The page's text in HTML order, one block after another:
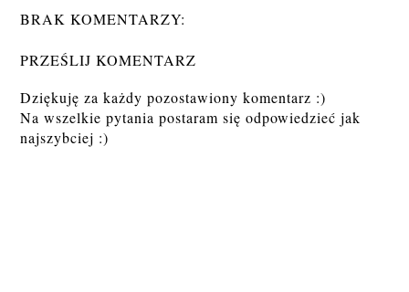
BRAK KOMENTARZY:
PRZEŚLIJ KOMENTARZ
Dziękuję za każdy pozostawiony komentarz :)
Na wszelkie pytania postaram się odpowiedzieć jak
najszybciej :)